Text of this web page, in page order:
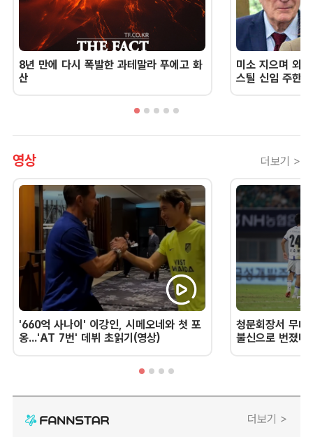
8년 만에 다시 폭발한 과테말라 푸에고 화
산
미소 지으며 외
스틸 신임 주한
영상 더보기 >
'660억 사나이' 이강인, 시메오네와 첫 포
옹...'AT 7번' 데뷔 초읽기(영상)
청문회장서 무너
불신으로 번졌
더보기 >